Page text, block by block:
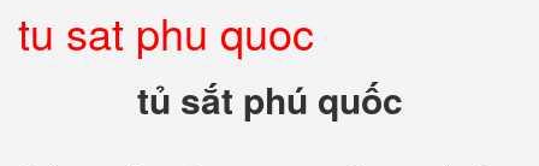
tu sat phu quoc
tủ sắt phú quốc